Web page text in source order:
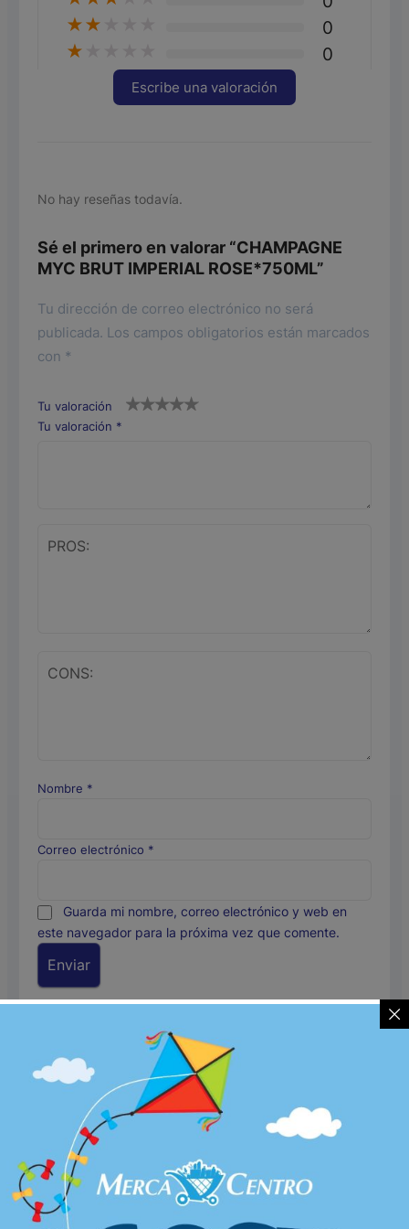
★★ 0
★ 0
Escribe una valoración
No hay reseñas todavía.
Sé el primero en valorar “CHAMPAGNE
MYC BRUT IMPERIAL ROSE*750ML”
Tu dirección de correo electrónico no será
publicada. Los campos obligatorios están marcados
con *
Tu valoración
Tu valoración *
Nombre *
Correo electrónico *
Guarda mi nombre, correo electrónico y web en
este navegador para la próxima vez que comente.
Licores